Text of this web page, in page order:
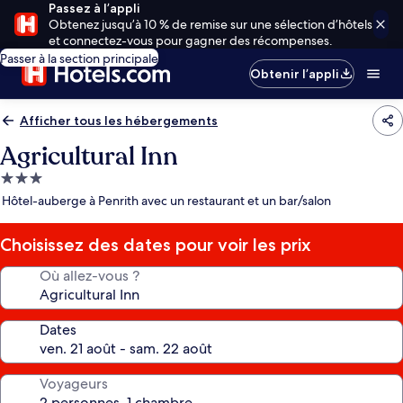
Passez à l’appli
Obtenez jusqu’à 10 % de remise sur une sélection d’hôtels
et connectez-vous pour gagner des récompenses.
Passer à la section principale
Obtenir l’appli
Afficher tous les hébergements
Agricultural Inn
Hébergement
3.0 étoiles
Hôtel-auberge à Penrith avec un restaurant et un bar/salon
Choisissez des dates pour voir les prix
Où allez-vous ?
Dates
Voyageurs